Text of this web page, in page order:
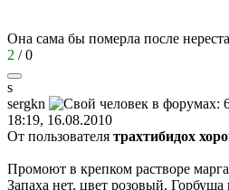
Она сама бы померла после
2 /0
s
sergkn
18:19, 16.08.2010
От пользователя трахтибидох
Промоют в крепком растворе
Запаха нет, цвет розовый.